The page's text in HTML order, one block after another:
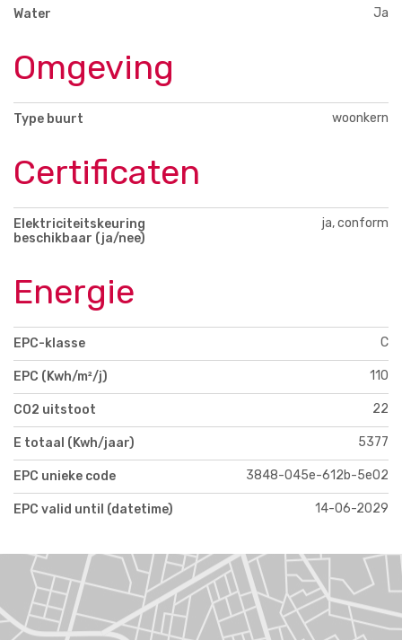
Water Ja
Omgeving
Type buurt woonkern
Certificaten
Elektriciteitskeuring
beschikbaar (ja/nee)
ja, conform
Energie
EPC-klasse C
EPC (Kwh/m²/j) 110
CO2 uitstoot 22
E totaal (Kwh/jaar) 5377
EPC unieke code 3848-045e-612b-5e02
EPC valid until (datetime) 14-06-2029